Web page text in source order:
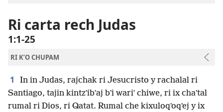
ri
Biblia
Ri carta rech Judas
1:1-25
RI KʼO CHUPAM
1
In in Judas, rajchak ri Jesucristo y rachalal ri
Santiago, tajin kintzʼibʼaj bʼi wariʼ chiwe, ri ix chaʼtal
rumal ri Dios, ri Qatat. Rumal che kixuloqʼoqʼej y ix